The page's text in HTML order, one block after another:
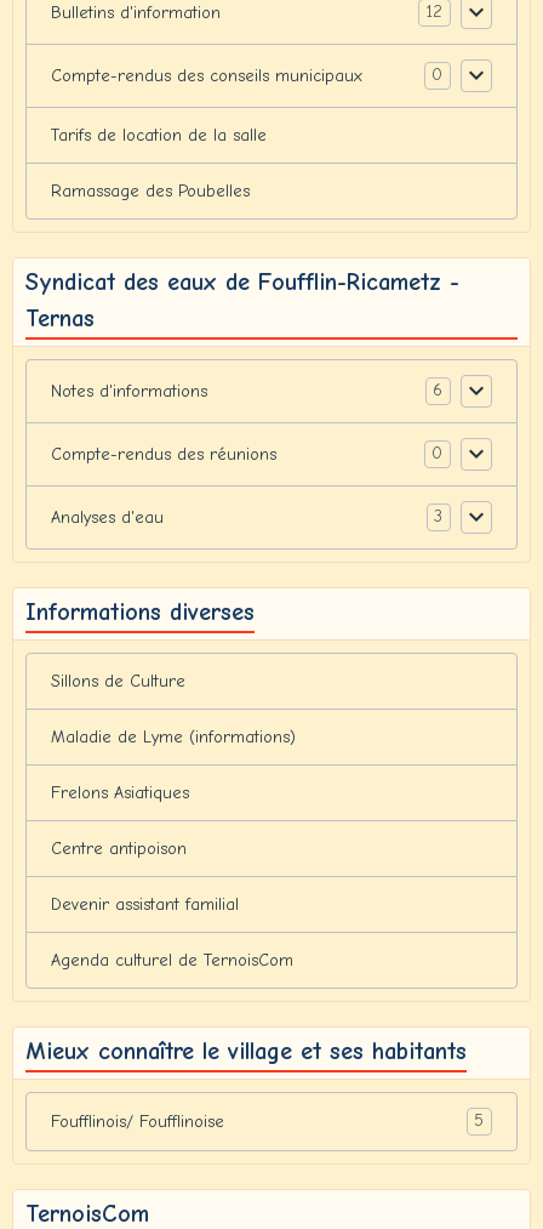
Bulletins d'information 12
Compte-rendus des conseils municipaux 0
Tarifs de location de la salle
Ramassage des Poubelles
Syndicat des eaux de Foufflin-Ricametz -
Ternas
Notes d'informations 6
Compte-rendus des réunions 0
Analyses d'eau 3
Informations diverses
Sillons de Culture
Maladie de Lyme (informations)
Frelons Asiatiques
Centre antipoison
Devenir assistant familial
Agenda culturel de TernoisCom
Mieux connaître le village et ses habitants
Foufflinois/ Foufflinoise 5
TernoisCom